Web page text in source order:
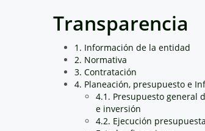
Transparencia
1. Información de la entidad
2. Normativa
3. Contratación
4. Planeación, presupuesto e
4.1. Presupuesto general
e inversión
4.2. Ejecución